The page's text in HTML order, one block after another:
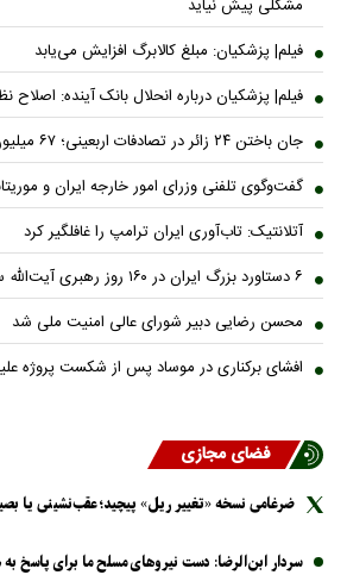
مشکلی پیش نیاید
فیلم| پزشکیان: مبلغ کالابرگ افزایش می‌یابد
فیلم| پزشکیان درباره انحلال بانک آینده: اصلاح
جان باختن ۲۴ زائر در تصادفات اربعینی؛ ۶۷ میلیون تردد ثبت شد
گفت‌وگوی تلفنی وزرای امور خارجه ایران و
آتلانتیک: تاب‌آوری ایران ترامپ را غافلگیر کرد
۶ دستاورد بزرگ ایران در ۱۶۰ روز رهبری آیت‌الله سید مجتبی خامنه‌ای
محسن رضایی دبیر شورای عالی امنیت ملی شد
افشای برکناری در موساد پس از شکست پروژه
فضای مجازی
ضرغامی نسخه «تغییر ریل» پیچید؛ عقب‌نشینی یا
سردار ابن‌الرضا: دست نیرو‌های مسلح ما برای پاسخ